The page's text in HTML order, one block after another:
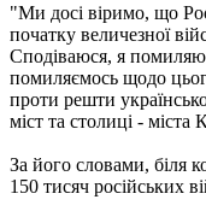
"Ми досі віримо, що
початку величезної
Сподіваюся, я
помиляємось щодо
проти решти
міст та столиці -
За його словами, біля
150 тисяч російських